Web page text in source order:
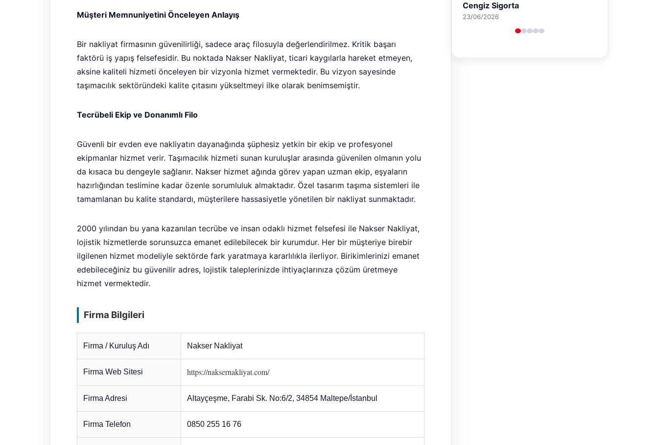
Müşteri Memnuniyetini Önceleyen Anlayış
Bir nakliyat firmasının güvenilirliği, sadece araç filosuyla değerlendirilmez. Kritik başarı
faktörü iş yapış felsefesidir. Bu noktada Nakser Nakliyat, ticari kaygılarla hareket etmeyen,
aksine kaliteli hizmeti önceleyen bir vizyonla hizmet vermektedir. Bu vizyon sayesinde
taşımacılık sektöründeki kalite çıtasını yükseltmeyi ilke olarak benimsemiştir.
Tecrübeli Ekip ve Donanımlı Filo
Güvenli bir evden eve nakliyatın dayanağında şüphesiz yetkin bir ekip ve profesyonel
ekipmanlar hizmet verir. Taşımacılık hizmeti sunan kuruluşlar arasında güvenilen olmanın yolu
da kısaca bu dengeyle sağlanır. Nakser hizmet ağında görev yapan uzman ekip, eşyaların
hazırlığından teslimine kadar özenle sorumluluk almaktadır. Özel tasarım taşıma sistemleri ile
tamamlanan bu kalite standardı, müşterilere hassasiyetle yönetilen bir nakliyat sunmaktadır.
2000 yılından bu yana kazanılan tecrübe ve insan odaklı hizmet felsefesi ile Nakser Nakliyat,
lojistik hizmetlerde sorunsuzca emanet edilebilecek bir kurumdur. Her bir müşteriye birebir
ilgilenen hizmet modeliyle sektörde fark yaratmaya kararlılıkla ilerliyor. Birikimlerinizi emanet
edebileceğiniz bu güvenilir adres, lojistik taleplerinizde ihtiyaçlarınıza çözüm üretmeye
hizmet vermektedir.
Firma Bilgileri
Firma / Kuruluş Adı Nakser Nakliyat
Firma Web Sitesi https://naksernakliyat.com/
Firma Adresi Altayçeşme, Farabi Sk. No:6/2, 34854 Maltepe/İstanbul
Firma Telefon 0850 255 16 76
Cengiz Sigorta
23/06/2026